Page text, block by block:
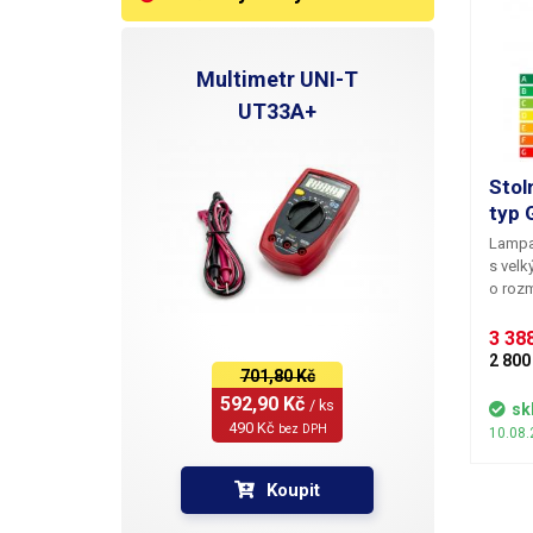
Multimetr UNI-T
UT33A+
701,80 Kč
592,90 Kč / ks
490 Kč bez DPH
Koupit
typ
s
o
nikoli
3
2